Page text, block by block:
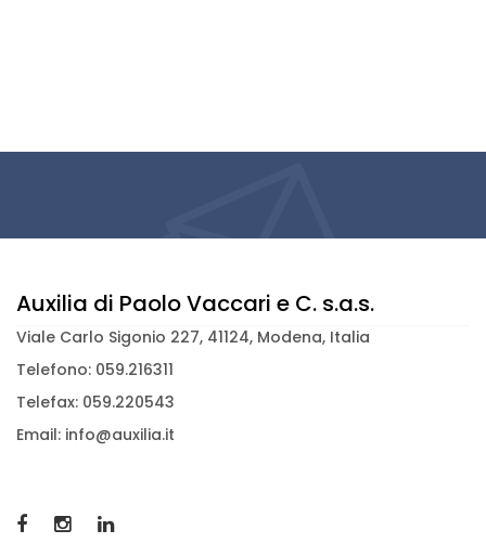
Auxilia di Paolo Vaccari e C. s.a.s.
Viale Carlo Sigonio 227, 41124, Modena, Italia
Telefono: 059.216311
Telefax: 059.220543
Email: info@auxilia.it